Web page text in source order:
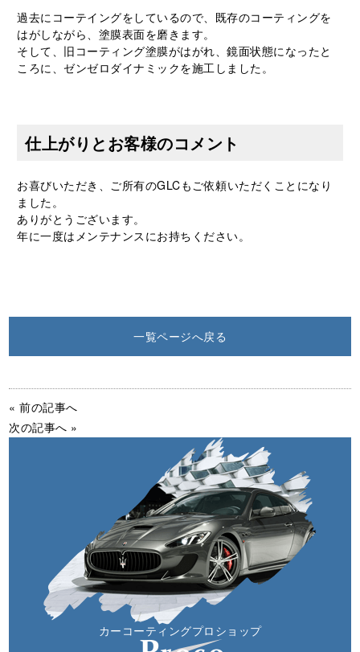
過去にコーテイングをしているので、既存のコーティングを
はがしながら、塗膜表面を磨きます。
そして、旧コーティング塗膜がはがれ、鏡面状態になったと
ころに、ゼンゼロダイナミックを施工しました。
仕上がりとお客様のコメント
お喜びいただき、ご所有のGLCもご依頼いただくことになり
ました。
ありがとうございます。
年に一度はメンテナンスにお持ちください。
一覧ページへ戻る
« 前の記事へ
次の記事へ »
カーコーティングプロショップ